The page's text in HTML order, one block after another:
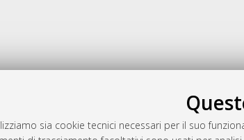
sia cookie tecnici necessari per il suo